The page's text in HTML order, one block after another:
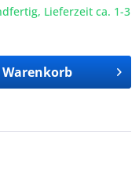
Lieferzeit ca. 1-3
Warenkorb